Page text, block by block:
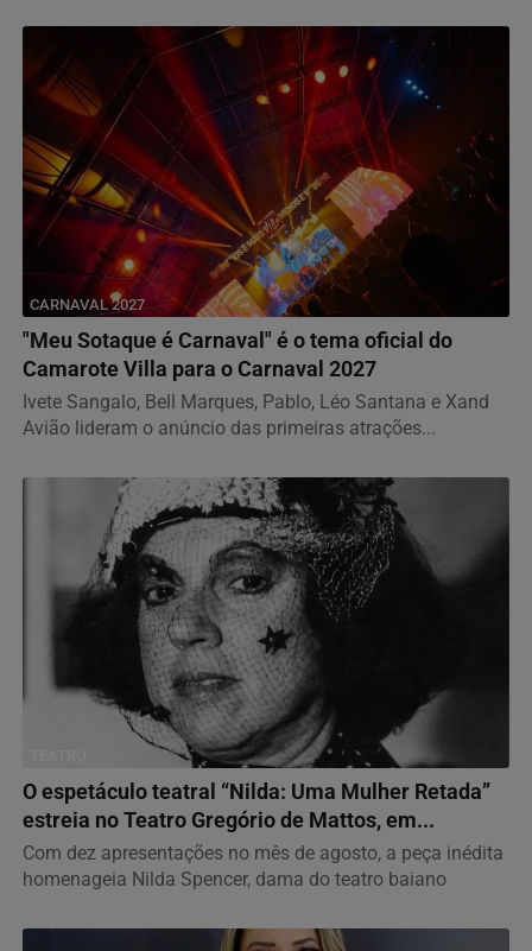
CARNAVAL 2027
"Meu Sotaque é Carnaval" é o tema oficial do
Camarote Villa para o Carnaval 2027
Ivete Sangalo, Bell Marques, Pablo, Léo Santana e Xand
Avião lideram o anúncio das primeiras atrações...
O espetáculo teatral “Nilda: Uma Mulher Retada”
estreia no Teatro Gregório de Mattos, em...
Com dez apresentações no mês de agosto, a peça inédita
homenageia Nilda Spencer, dama do teatro baiano